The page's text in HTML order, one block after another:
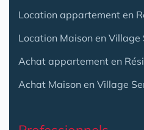
Location appartement en
Location Maison en Village
Achat appartement en
Achat Maison en Village